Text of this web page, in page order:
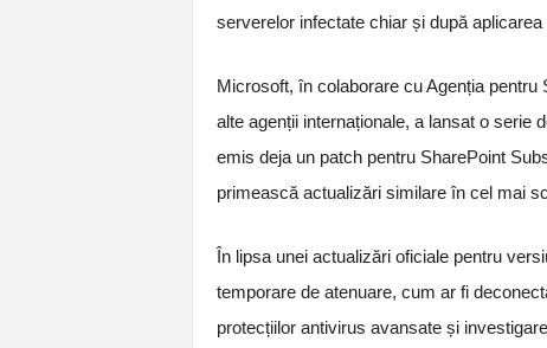
serverelor infectate chiar și după
Microsoft, în colaborare cu Agenția
alte agenții internaționale, a lansat o serie
emis deja un patch pentru SharePoint
primească actualizări similare în cel mai
În lipsa unei actualizări oficiale pentru
temporare de atenuare, cum ar fi
protecțiilor antivirus avansate și